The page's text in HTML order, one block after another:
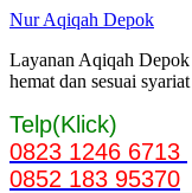
Langsung
konten
Nur Aqiqah Depok
Layanan Aqiqah
hemat dan sesuai syariat
Telp(Klick)
0823 1246 6713
0852 183 95370